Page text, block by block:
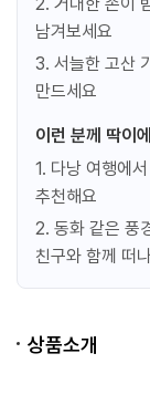
남겨보세요
3. 서늘한 고산
만드세요
이런 분께 딱이
1. 다낭 여행에
추천해요
2. 동화 같은 풍
친구와 함께 떠
상품소개